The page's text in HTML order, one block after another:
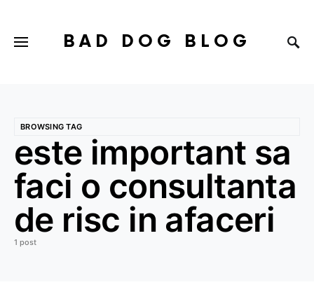
BAD DOG BLOG
BROWSING TAG
este important sa
faci o consultanta
de risc in afaceri
1 post